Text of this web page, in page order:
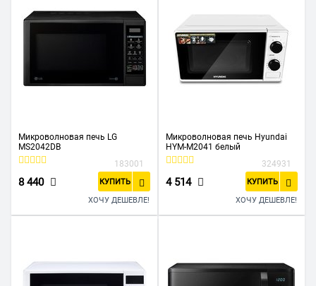
Микроволновая печь LG
MS2042DB
183001
8 440 КУПИТЬ
ХОЧУ ДЕШЕВЛЕ!
Микроволновая печь Hyundai
HYM-M2041 белый
324931
4 514 КУПИТЬ
ХОЧУ ДЕШЕВЛЕ!